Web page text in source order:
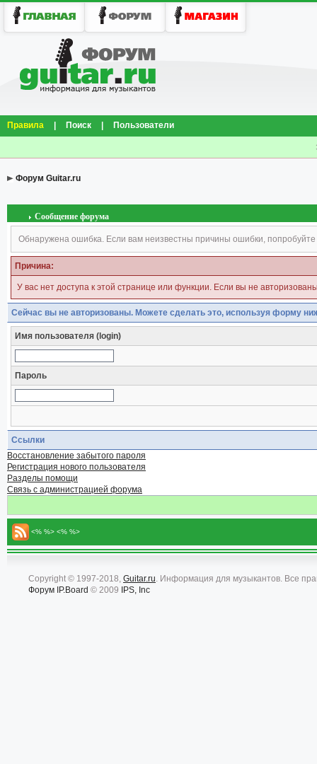
Правила Поиск Пользователи
Форум Guitar.ru
Сообщение форума
Обнаружена ошибка. Если вам неизвестны причины ошибки, попробуйте
Причина:
У вас нет доступа к этой странице или функции. Если вы не
Сейчас вы не авторизованы. Можете сделать это, используя форму
Имя пользователя (login)
Пароль
Ссылки
Восстановление забытого пароля
Регистрация нового пользователя
Разделы помощи
Связь с администрацией форума
<% %> <% %>
Copyright © 1997-2018, Guitar.ru. Информация для музыкантов. Все
Форум IP.Board © 2009 IPS, Inc